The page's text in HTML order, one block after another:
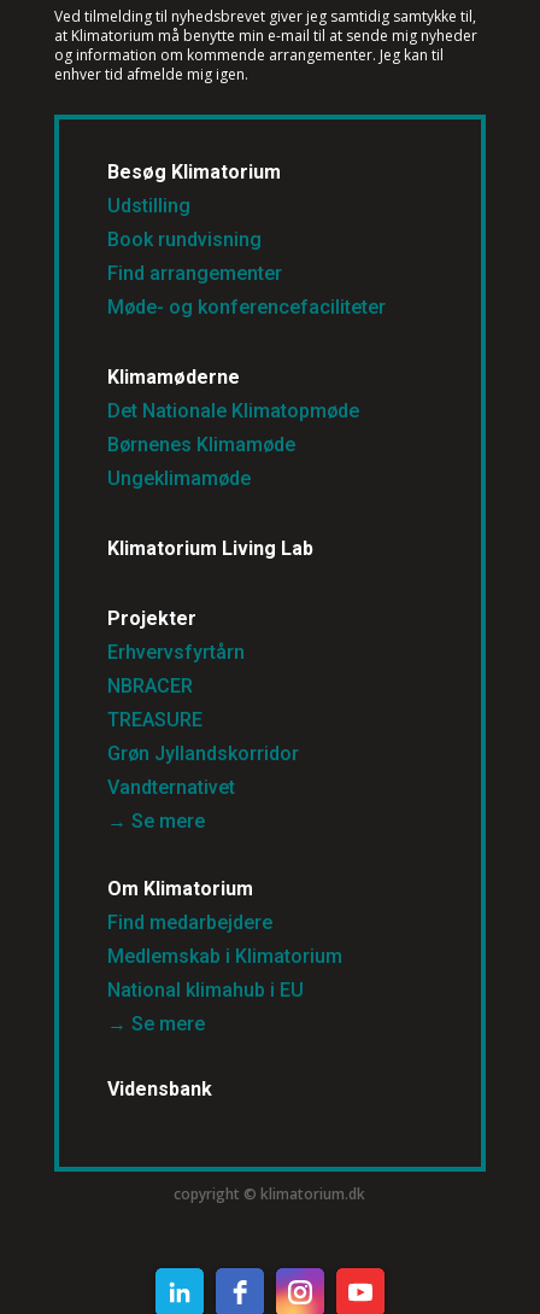
Ved tilmelding til nyhedsbrevet giver jeg samtidig samtykke til,
at Klimatorium må benytte min e-mail til at sende mig nyheder
og information om kommende arrangementer. Jeg kan til
enhver tid afmelde mig igen.
Besøg Klimatorium
Udstilling
Book rundvisning
Find arrangementer
Møde- og konferencefaciliteter
Klimamøderne
Det Nationale Klimatopmøde
Børnenes Klimamøde
Ungeklimamøde
Klimatorium Living Lab
Projekter
Erhvervsfyrtårn
NBRACER
TREASURE
Grøn Jyllandskorridor
Vandternativet
→ Se mere
Om Klimatorium
Find medarbejdere
Medlemskab i Klimatorium
National klimahub i EU
→ Se mere
Vidensbank
copyright © klimatorium.dk